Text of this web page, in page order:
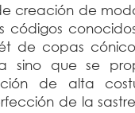
creación de
códigos
de copas
sino que se
de alta
de la